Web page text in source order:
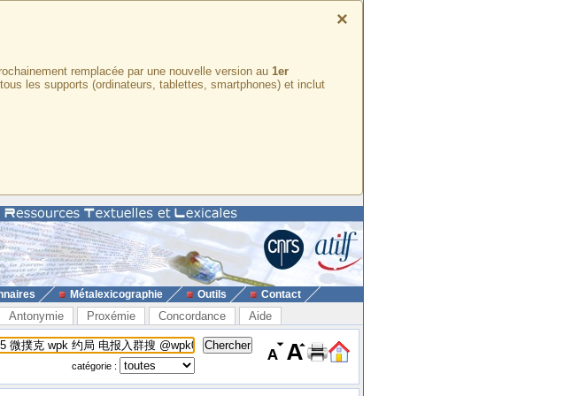
×
remplacée par une nouvelle version au 1er
les supports (ordinateurs, tablettes, smartphones) et inclut
Métalexicographie Outils Contact
Antonymie Proxémie Concordance Aide
catégorie :